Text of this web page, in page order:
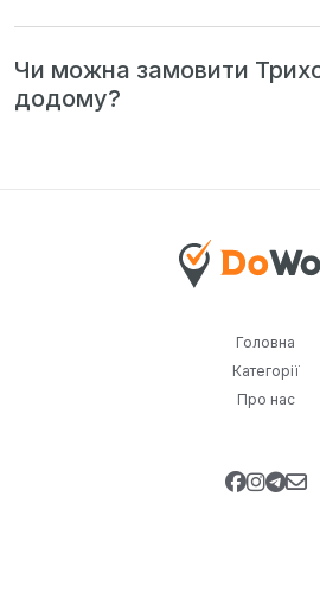
Чи можна замовити
додому?
Головна
Категорії
Про нас